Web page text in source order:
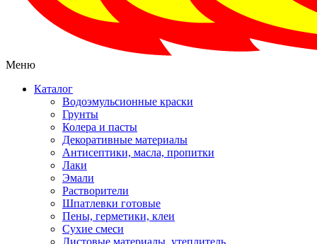
Меню
Каталог
Водоэмульсионные краски
Грунты
Колера и пасты
Декоративные материалы
Антисептики, масла, пропитки
Лаки
Эмали
Растворители
Шпатлевки готовые
Пены, герметики, клеи
Сухие смеси
Листовые материалы, утеплитель